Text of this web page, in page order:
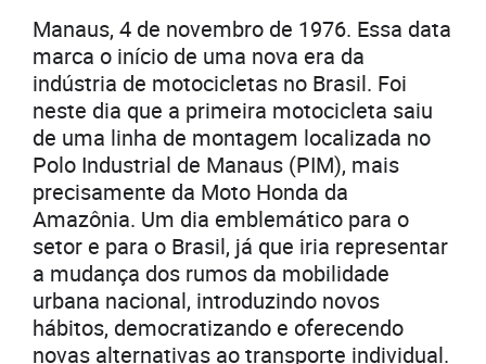
Manaus, 4 de novembro de 1976. Essa data
marca o início de uma nova era da
indústria de motocicletas no Brasil. Foi
neste dia que a primeira motocicleta saiu
de uma linha de montagem localizada no
Polo Industrial de Manaus (PIM), mais
precisamente da Moto Honda da
Amazônia. Um dia emblemático para o
setor e para o Brasil, já que iria representar
a mudança dos rumos da mobilidade
urbana nacional, introduzindo novos
hábitos, democratizando e oferecendo
novas alternativas ao transporte individual.